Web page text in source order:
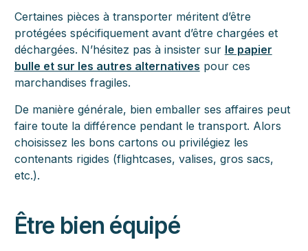
Certaines pièces à transporter méritent d’être
protégées spécifiquement avant d’être chargées et
déchargées. N’hésitez pas à insister sur le papier
bulle et sur les autres alternatives pour ces
marchandises fragiles.
De manière générale, bien emballer ses affaires peut
faire toute la différence pendant le transport. Alors
choisissez les bons cartons ou privilégiez les
contenants rigides (flightcases, valises, gros sacs,
etc.).
Être bien équipé